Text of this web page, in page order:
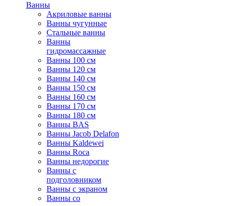
Ванны
Акриловые ванны
Ванны чугунные
Стальные ванны
Ванны
гидромассажные
Ванны 100 см
Ванны 120 см
Ванны 140 см
Ванны 150 см
Ванны 160 см
Ванны 170 см
Ванны 180 см
Ванны BAS
Ванны Jacob Delafon
Ванны Kaldewei
Ванны Roca
Ванны недорогие
Ванны с
подголовником
Ванны с экраном
Ванны со